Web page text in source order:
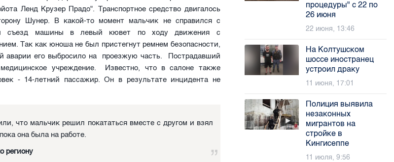
Ленд Крузер Прадо". Транспортное средство двигалось
Шунер. В какой-то момент мальчик не справился с
съезд машины в левый кювет по ходу движения с
Так как юноша не был пристегнут ремнем безопасности,
аварии его выбросило на проезжую часть. Пострадавший
учреждение. Известно, что в салоне также
- 14-летний пассажир. Он в результате инцидента не
что мальчик решил покататься вместе с другом и взял
она была на работе.
региону
процедуры" с 22 по
26 июня
22 июня, 13:46
На Колтушском
шоссе иностранец
устроил драку
11 июня, 17:01
Полиция выявила
незаконных
мигрантов на
стройке в
Кингисеппе
11 июля, 9:56